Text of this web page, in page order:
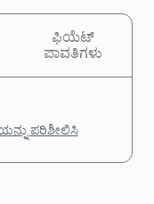
ಫಿಯೆಟ್
ಪಾವತಿಗಳು
ಪರಿಶೀಲಿಸಿ